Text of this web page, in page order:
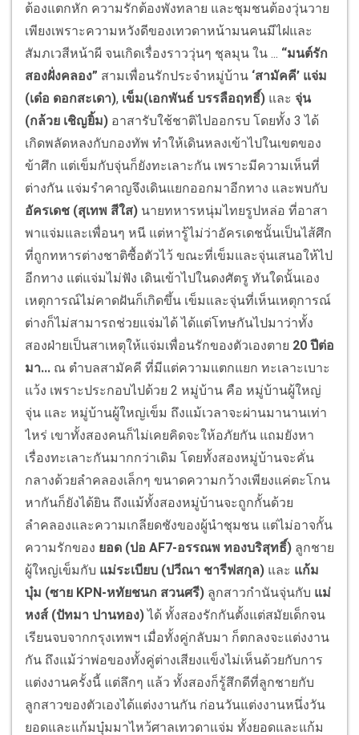
ต้องแตกหัก ความรักต้องพังทลาย และชุมชนต้องวุ่นวาย
เพียงเพราะความหวังดีของเทวดาหน้ามนคนมีไฝและ
สัมภเวสีหน้าผี จนเกิดเรื่องราววุ่นๆ ชุลมุน ใน ... “มนต์รัก
สองฝั่งคลอง” สามเพื่อนรักประจำหมู่บ้าน ‘สามัคคี’ แจ่ม
(เด๋อ ดอกสะเดา), เข็ม(เอกพันธ์ บรรลือฤทธิ์) และ จุ่น
(กล้วย เชิญยิ้ม) อาสารับใช้ชาติไปออกรบ โดยทั้ง 3 ได้
เกิดพลัดหลงกับกองทัพ ทำให้เดินหลงเข้าไปในเขตของ
ข้าศึก แต่เข็มกับจุ่นก็ยังทะเลาะกัน เพราะมีความเห็นที่
ต่างกัน แจ่มรำคาญจึงเดินแยกออกมาอีกทาง และพบกับ
อัครเดช (สุเทพ สีใส) นายทหารหนุ่มไทยรูปหล่อ ที่อาสา
พาแจ่มและเพื่อนๆ หนี แต่หารู้ไม่ว่าอัครเดชนั้นเป็นไส้ศึก
ที่ถูกทหารต่างชาติซื้อตัวไว้ ขณะที่เข็มและจุ่นเสนอให้ไป
อีกทาง แต่แจ่มไม่ฟัง เดินเข้าไปในดงศัตรู ทันใดนั้นเอง
เหตุการณ์ไม่คาดฝันก็เกิดขึ้น เข็มและจุ่นที่เห็นเหตุการณ์
ต่างก็ไม่สามารถช่วยแจ่มได้ ได้แต่โทษกันไปมาว่าทั้ง
สองฝ่ายเป็นสาเหตุให้แจ่มเพื่อนรักของตัวเองตาย 20 ปีต่อ
มา... ณ ตำบลสามัคคี ที่มีแต่ความแตกแยก ทะเลาะเบาะ
แว้ง เพราะประกอบไปด้วย 2 หมู่บ้าน คือ หมู่บ้านผู้ใหญ่
จุ่น และ หมู่บ้านผู้ใหญ่เข็ม ถึงแม้เวลาจะผ่านมานานเท่า
ไหร่ เขาทั้งสองคนก็ไม่เคยคิดจะให้อภัยกัน แถมยังหา
เรื่องทะเลาะกันมากกว่าเดิม โดยทั้งสองหมู่บ้านจะคั่น
กลางด้วยลำคลองเล็กๆ ขนาดความกว้างเพียงแค่ตะโกน
หากันก็ยังได้ยิน ถึงแม้ทั้งสองหมู่บ้านจะถูกกั้นด้วย
ลำคลองและความเกลียดชังของผู้นำชุมชน แต่ไม่อาจกั้น
ความรักของ ยอด (ปอ AF7-อรรณพ ทองบริสุทธิ์) ลูกชาย
ผู้ใหญ่เข็มกับ แม่ระเบียบ (ปวีณา ชารีฟสกุล) และ แก้ม
บุ๋ม (ซาย KPN-หทัยชนก สวนศรี) ลูกสาวกำนันจุ่นกับ แม่
หงส์ (ปัทมา ปานทอง)ได้ ทั้งสองรักกันตั้งแต่สมัยเด็กจน
เรียนจบจากกรุงเทพฯ เมื่อทั้งคู่กลับมา ก็ตกลงจะแต่งงาน
กัน ถึงแม้ว่าพ่อของทั้งคู่ต่างเสียงแข็งไม่เห็นด้วยกับการ
แต่งงานครั้งนี้ แต่ลึกๆ แล้ว ทั้งสองก็รู้สึกดีที่ลูกชายกับ
ลูกสาวของตัวเองได้แต่งงานกัน ก่อนวันแต่งงานหนึ่งวัน
ยอดและแก้มบุ๋มมาไหว้ศาลเทวดาแจ่ม ทั้งยอดและแก้ม